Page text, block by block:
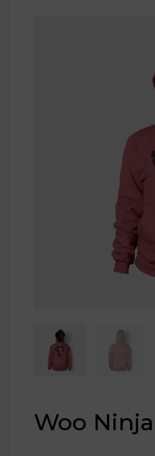
Woo Ninja